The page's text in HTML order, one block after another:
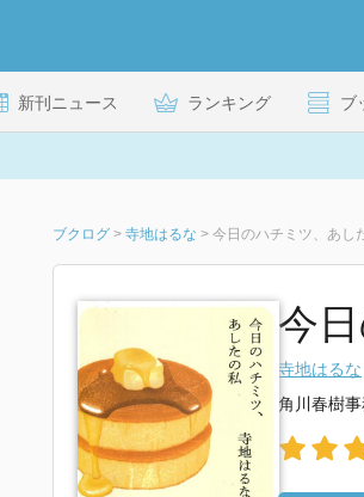
新刊ニュース ランキング ブ
ブクログ > 寺地はるな > 今日のハチミツ、あし
今
寺地はるな
角川春樹